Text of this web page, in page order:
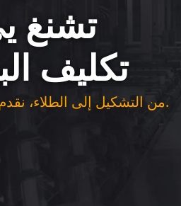
تشنغ
تكليف
من التشكيل إلى الطلاء، نقدم لك خدمات كاملة.